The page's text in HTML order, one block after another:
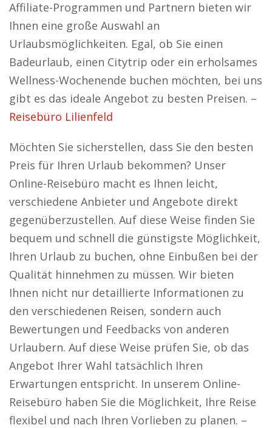
Affiliate-Programmen und Partnern bieten wir
Ihnen eine große Auswahl an
Urlaubsmöglichkeiten. Egal, ob Sie einen
Badeurlaub, einen Citytrip oder ein erholsames
Wellness-Wochenende buchen möchten, bei uns
gibt es das ideale Angebot zu besten Preisen. –
Reisebüro Lilienfeld
Möchten Sie sicherstellen, dass Sie den besten
Preis für Ihren Urlaub bekommen? Unser
Online-Reisebüro macht es Ihnen leicht,
verschiedene Anbieter und Angebote direkt
gegenüberzustellen. Auf diese Weise finden Sie
bequem und schnell die günstigste Möglichkeit,
Ihren Urlaub zu buchen, ohne Einbußen bei der
Qualität hinnehmen zu müssen. Wir bieten
Ihnen nicht nur detaillierte Informationen zu
den verschiedenen Reisen, sondern auch
Bewertungen und Feedbacks von anderen
Urlaubern. Auf diese Weise prüfen Sie, ob das
Angebot Ihrer Wahl tatsächlich Ihren
Erwartungen entspricht. In unserem Online-
Reisebüro haben Sie die Möglichkeit, Ihre Reise
flexibel und nach Ihren Vorlieben zu planen. –